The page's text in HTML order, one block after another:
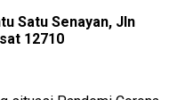
Satu Senayan, Jln
12710